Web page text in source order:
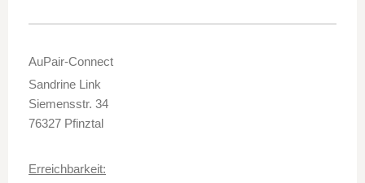
AuPair-Connect
Sandrine Link
Siemensstr. 34
76327 Pfinztal
Erreichbarkeit: